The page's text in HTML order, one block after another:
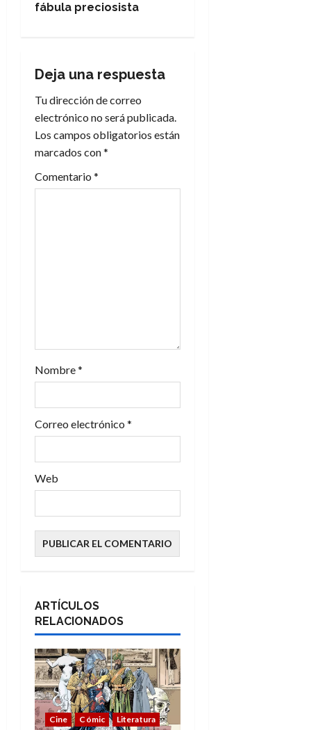
e
a
c
i
ó
n
r
d
s
fábula preciosista
Deja una respuesta
Tu dirección de correo
electrónico no será publicada.
Los campos obligatorios están
marcados con*
Comentario *
Nombre*
Correo electrónico *
Web
ARTÍCULOS
RELACIONADOS
Cine Cómic Literatura